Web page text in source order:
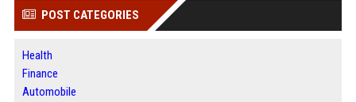
POST CATEGORIES
Health
Finance
Automobile